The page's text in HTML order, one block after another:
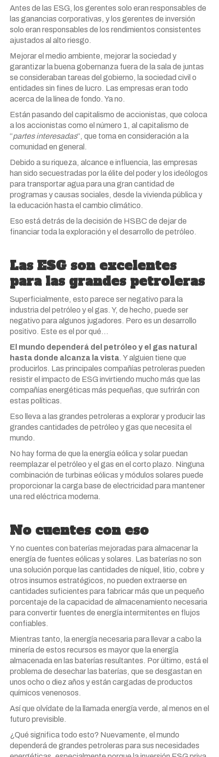
Antes de las ESG, los gerentes solo eran responsables de
las ganancias corporativas, y los gerentes de inversión
solo eran responsables de los rendimientos consistentes
ajustados al alto riesgo.
Mejorar el medio ambiente, mejorar la sociedad y
garantizar la buena gobernanza fuera de la sala de juntas
se consideraban tareas del gobierno, la sociedad civil o
entidades sin fines de lucro. Las empresas eran todo
acerca de la línea de fondo. Ya no.
Están pasando del capitalismo de accionistas, que coloca
a los accionistas como el número 1, al capitalismo de
“partes interesadas“, que toma en consideración a la
comunidad en general.
Debido a su riqueza, alcance e influencia, las empresas
han sido secuestradas por la élite del poder y los ideólogos
para transportar agua para una gran cantidad de
programas y causas sociales, desde la vivienda pública y
la educación hasta el cambio climático.
Eso está detrás de la decisión de HSBC de dejar de
financiar toda la exploración y el desarrollo de petróleo.
Las ESG son excelentes
para las grandes petroleras
Superficialmente, esto parece ser negativo para la
industria del petróleo y el gas. Y, de hecho, puede ser
negativo para algunos jugadores. Pero es un desarrollo
positivo. Este es el por qué…
El mundo dependerá del petróleo y el gas natural
hasta donde alcanza la vista. Y alguien tiene que
producirlos. Las principales compañías petroleras pueden
resistir el impacto de ESG invirtiendo mucho más que las
compañías energéticas más pequeñas, que sufrirán con
estas políticas.
Eso lleva a las grandes petroleras a explorar y producir las
grandes cantidades de petróleo y gas que necesita el
mundo.
No hay forma de que la energía eólica y solar puedan
reemplazar el petróleo y el gas en el corto plazo. Ninguna
combinación de turbinas eólicas y módulos solares puede
proporcionar la carga base de electricidad para mantener
una red eléctrica moderna.
No cuentes con eso
Y no cuentes con baterías mejoradas para almacenar la
energía de fuentes eólicas y solares. Las baterías no son
una solución porque las cantidades de níquel, litio, cobre y
otros insumos estratégicos, no pueden extraerse en
cantidades suficientes para fabricar más que un pequeño
porcentaje de la capacidad de almacenamiento necesaria
para convertir fuentes de energía intermitentes en flujos
confiables.
Mientras tanto, la energía necesaria para llevar a cabo la
minería de estos recursos es mayor que la energía
almacenada en las baterías resultantes. Por último, está el
problema de desechar las baterías, que se desgastan en
unos ocho o diez años y están cargadas de productos
químicos venenosos.
Así que olvídate de la llamada energía verde, al menos en el
futuro previsible.
¿Qué significa todo esto? Nuevamente, el mundo
dependerá de grandes petroleras para sus necesidades